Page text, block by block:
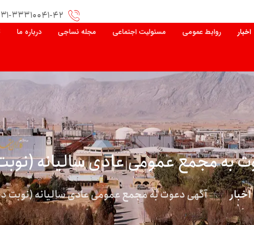
۰۳۱-۳۳۳۱۰۰۴۱-
اخبار روابط عمومی مسئولیت اجتماعی مجله نساجی درباره ما
به مجمع عمومی عادی سالیانه
اخبار آگهی دعوت به مجمع عمومی عادی سالیانه (نوبت